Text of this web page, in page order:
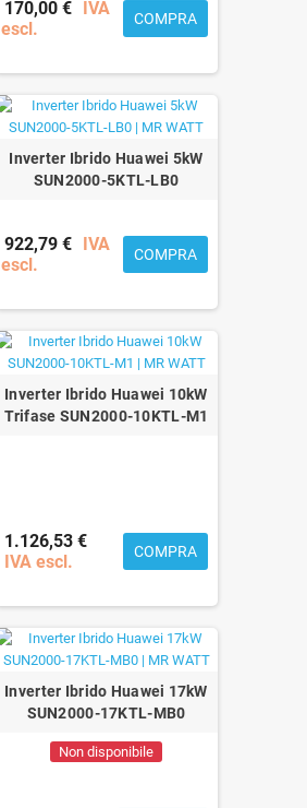
170,00 € IVA
escl.
COMPRA
Inverter Ibrido Huawei 5kW
SUN2000-5KTL-LB0
922,79 € IVA
escl.
COMPRA
Inverter Ibrido Huawei 10kW
Trifase SUN2000-10KTL-M1
1.126,53 €
IVA escl.
COMPRA
Inverter Ibrido Huawei 17kW
SUN2000-17KTL-MB0
Non disponibile